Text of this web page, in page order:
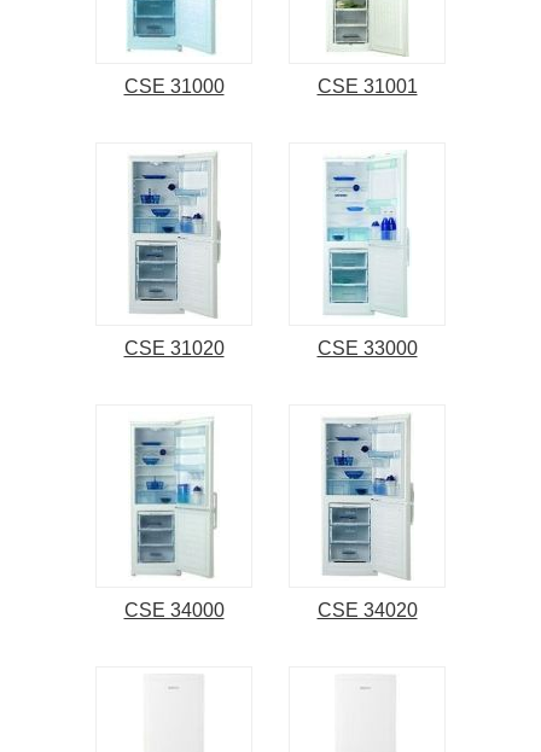
CSE 31000 CSE 31001
CSE 31020 CSE 33000
CSE 34000 CSE 34020